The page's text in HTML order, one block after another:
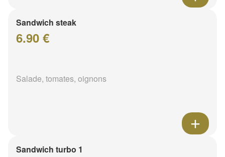
Sandwich steak
6.90 €
Salade, tomates, oignons
Sandwich turbo 1